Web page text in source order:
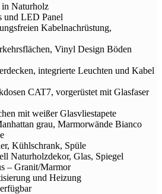
in Naturholz
und LED Panel
Kabelnachrüstung,
Vinyl Design Böden
integrierte Leuchten und Kabel
CAT7, vorgerüstet mit Glasfaser
mit weißer Glasvliestapete
grau, Marmorwände Bianco
Kühlschrank, Spüle
Naturholzdekor, Glas, Spiegel
– Granit/Marmor
und Heizung